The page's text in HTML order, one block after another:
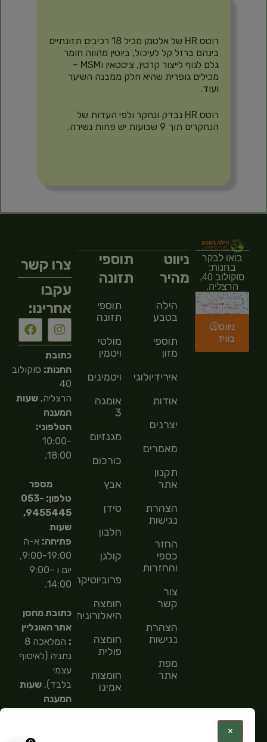
רוטס HR של אלטמן מכיל 18 רכיבים תזונתיים
בינהם ברזל קל לעיכול, ביוטין מהווה חומר
גלם לגוף לייצור קרטין, ציסטאין וMSM –
מכילים גופרית שהיא חלק ממבנה השיער
ועוד.
רוטס HR נבדק ונחקר ולפי העדות של
הנחקרים תוך 9 שבועות יש פחות נשירה.
בואו לבקר
בחנות:
סוקולוב 40,
הרצליה.
ניווט
בוויז
ניווט
מהיר
הילה
בטבע
תוספי
מזון
אירידיולוגיה
אודות
יצרנים
מאמרים
תקנון
אתר
הצהרת
נגישות
החזר
כספי
והחזרות
צור
קשר
הצהרת
נגישות
מפת
אתר
תוספי
תזונה
תוספי
תזונה
מולטי
ויטמין
ויטמינים
אומגה
3
מגנזיום
כורכום
אבץ
סידן
חלבון
קולגן
פרוביוטיקה
חומצה
היאלורונית
חומצה
פולית
חומצות
אמינו
חומצות
צרו קשר
עקבו
אחרינו:
כתובת
החנות: סוקולוב
40
הרצליה,שעות
המענה
הטלפוני:
10:00-
18:00,
מספר
טלפון: 053-
9455445,
שעות
פתיחה: א-ה
9:00-19:00,
יום ו 9:00-
14:00.
כתובת מחסן
אתר האונליין
:
המלאכה 8
נתניה (לאיסוף
עצמי
בלבד),שעות
המענה
×